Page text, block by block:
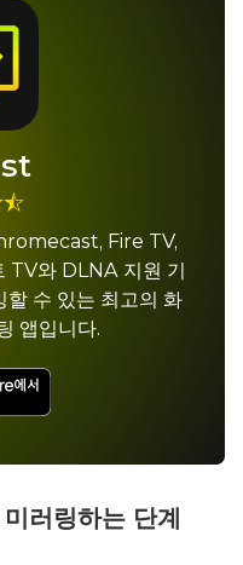
Fire TV,
TV와 DLNA 지원 기
할 수 있는 최고의 화
앱입니다.
러링하는 단계